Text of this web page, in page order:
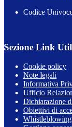
Codice
Sezione Link
Cookie policy
Note legali
Informativa
Ufficio
Dichiarazione
Obiettivi di
Whistleblowing